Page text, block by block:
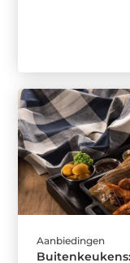
Aanbiedingen